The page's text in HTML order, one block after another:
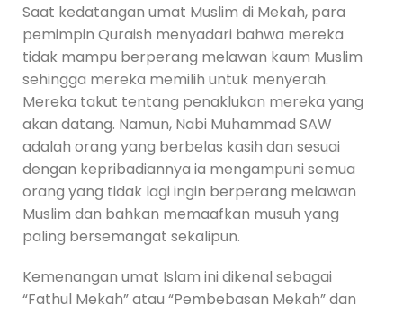
Saat kedatangan umat Muslim di Mekah, para
pemimpin Quraish menyadari bahwa mereka
tidak mampu berperang melawan kaum Muslim
sehingga mereka memilih untuk menyerah.
Mereka takut tentang penaklukan mereka yang
akan datang. Namun, Nabi Muhammad SAW
adalah orang yang berbelas kasih dan sesuai
dengan kepribadiannya ia mengampuni semua
orang yang tidak lagi ingin berperang melawan
Muslim dan bahkan memaafkan musuh yang
paling bersemangat sekalipun.
Kemenangan umat Islam ini dikenal sebagai
“Fathul Mekah” atau “Pembebasan Mekah” dan